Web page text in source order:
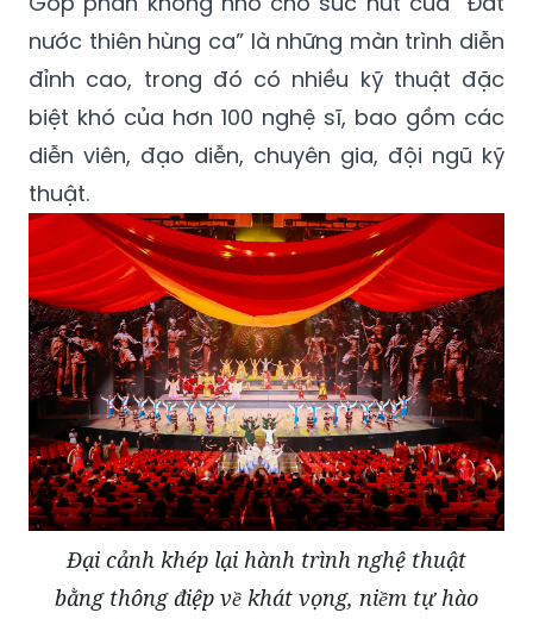
nước thiên hùng ca” là những màn trình diễn
đỉnh cao, trong đó có nhiều kỹ thuật đặc
biệt khó của hơn 100 nghệ sĩ, bao gồm các
diễn viên, đạo diễn, chuyên gia, đội ngũ kỹ
thuật.
Đại cảnh khép lại hành trình nghệ thuật
bằng thông điệp về khát vọng, niềm tự hào